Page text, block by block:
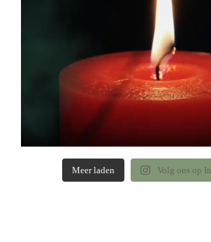
Meer laden Volg ons op